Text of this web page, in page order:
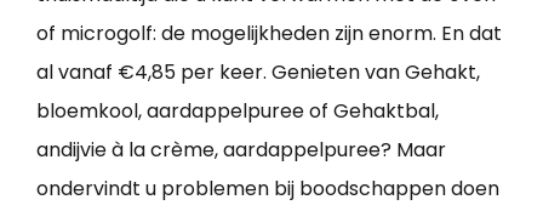
of microgolf: de mogelijkheden zijn enorm. En dat
al vanaf €4,85 per keer. Genieten van Gehakt,
bloemkool, aardappelpuree of Gehaktbal,
andijvie à la crème, aardappelpuree? Maar
ondervindt u problemen bij boodschappen doen